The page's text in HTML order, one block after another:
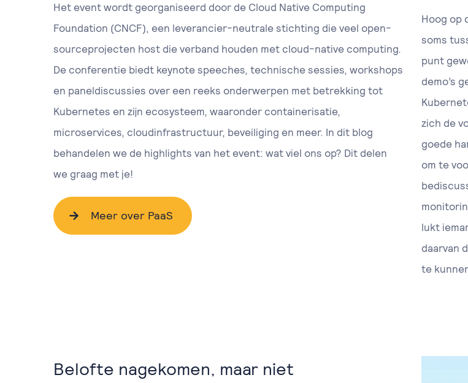
Het event wordt georganiseerd door de Cloud Native Computing
Foundation (CNCF), een leverancier-neutrale stichting die veel open-
sourceprojecten host die verband houden met cloud-native computing.
De conferentie biedt keynote speeches, technische sessies, workshops
en paneldiscussies over een reeks onderwerpen met betrekking tot
Kubernetes en zijn ecosysteem, waaronder containerisatie,
microservices, cloudinfrastructuur, beveiliging en meer. In dit blog
behandelen we de highlights van het event: wat viel ons op? Dit delen
we graag met je!
Meer over PaaS
Hoog op
soms
punt
demo’s
zich de
goede
om te
lukt
daarvan
te
Belofte nagekomen, maar niet